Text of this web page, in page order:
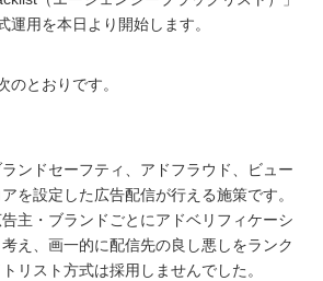
運用を本日より開始します。
とおりです。
ンドセーフティ、アドフラウド、ビュー
を設定した広告配信が行える施策です。
主・ブランドごとにアドベリフィケーシ
え、画一的に配信先の良し悪しをランク
リスト方式は採用しませんでした。